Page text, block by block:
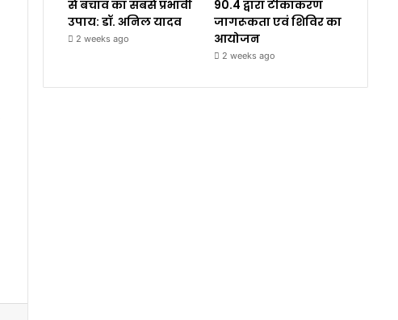
से बचाव का सबसे प्रभावी
उपाय: डॉ. अनिल यादव
2 weeks ago
90.4 द्वारा टीकाकरण
जागरूकता एवं शिविर का
आयोजन
2 weeks ago